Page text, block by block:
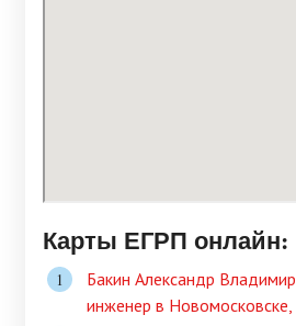
Карты ЕГРП онлайн:
Бакин Александр
инженер в Новомосковске,